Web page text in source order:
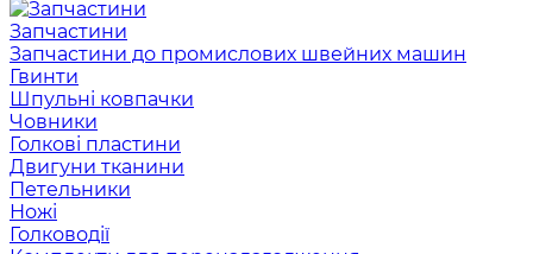
Запчастини
Запчастини до промислових швейних машин
Гвинти
Шпульні ковпачки
Човники
Голкові пластини
Двигуни тканини
Петельники
Ножі
Голководії